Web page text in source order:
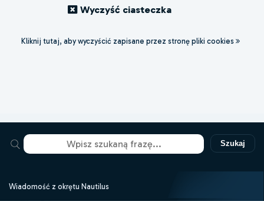
Wyczyść ciasteczka
Kliknij tutaj, aby wyczyścić zapisane przez stronę pliki cookies
Szukaj
Wiadomość z okrętu Nautilus